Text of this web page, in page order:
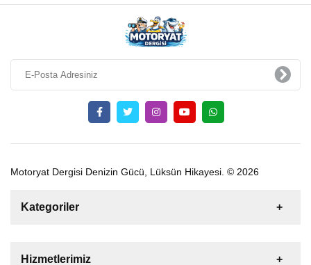
Motoryat Dergisi Denizin Gücü, Lüksün Hikayesi. © 2026
Kategoriler
Tekne
Hizmetlerimiz